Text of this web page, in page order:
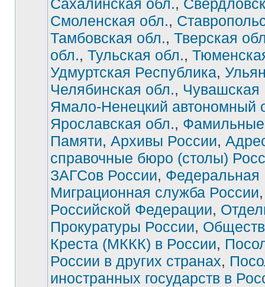
Сахалинская обл.,
Смоленская обл.,
Тамбовская обл., Тверская
обл., Тульская обл.,
Удмуртская Республика,
Челябинская обл., Чувашская
Ямало-Ненецкий автономный
Ярославская обл., Фамильные
Памяти, Архивы России,
справочные бюро (столы)
ЗАГСов России, Федеральная
Миграционная служба России
Российской Федерации,
Прокуратуры России,
Креста (МККК) в России,
России в других странах,
иностранных государств в